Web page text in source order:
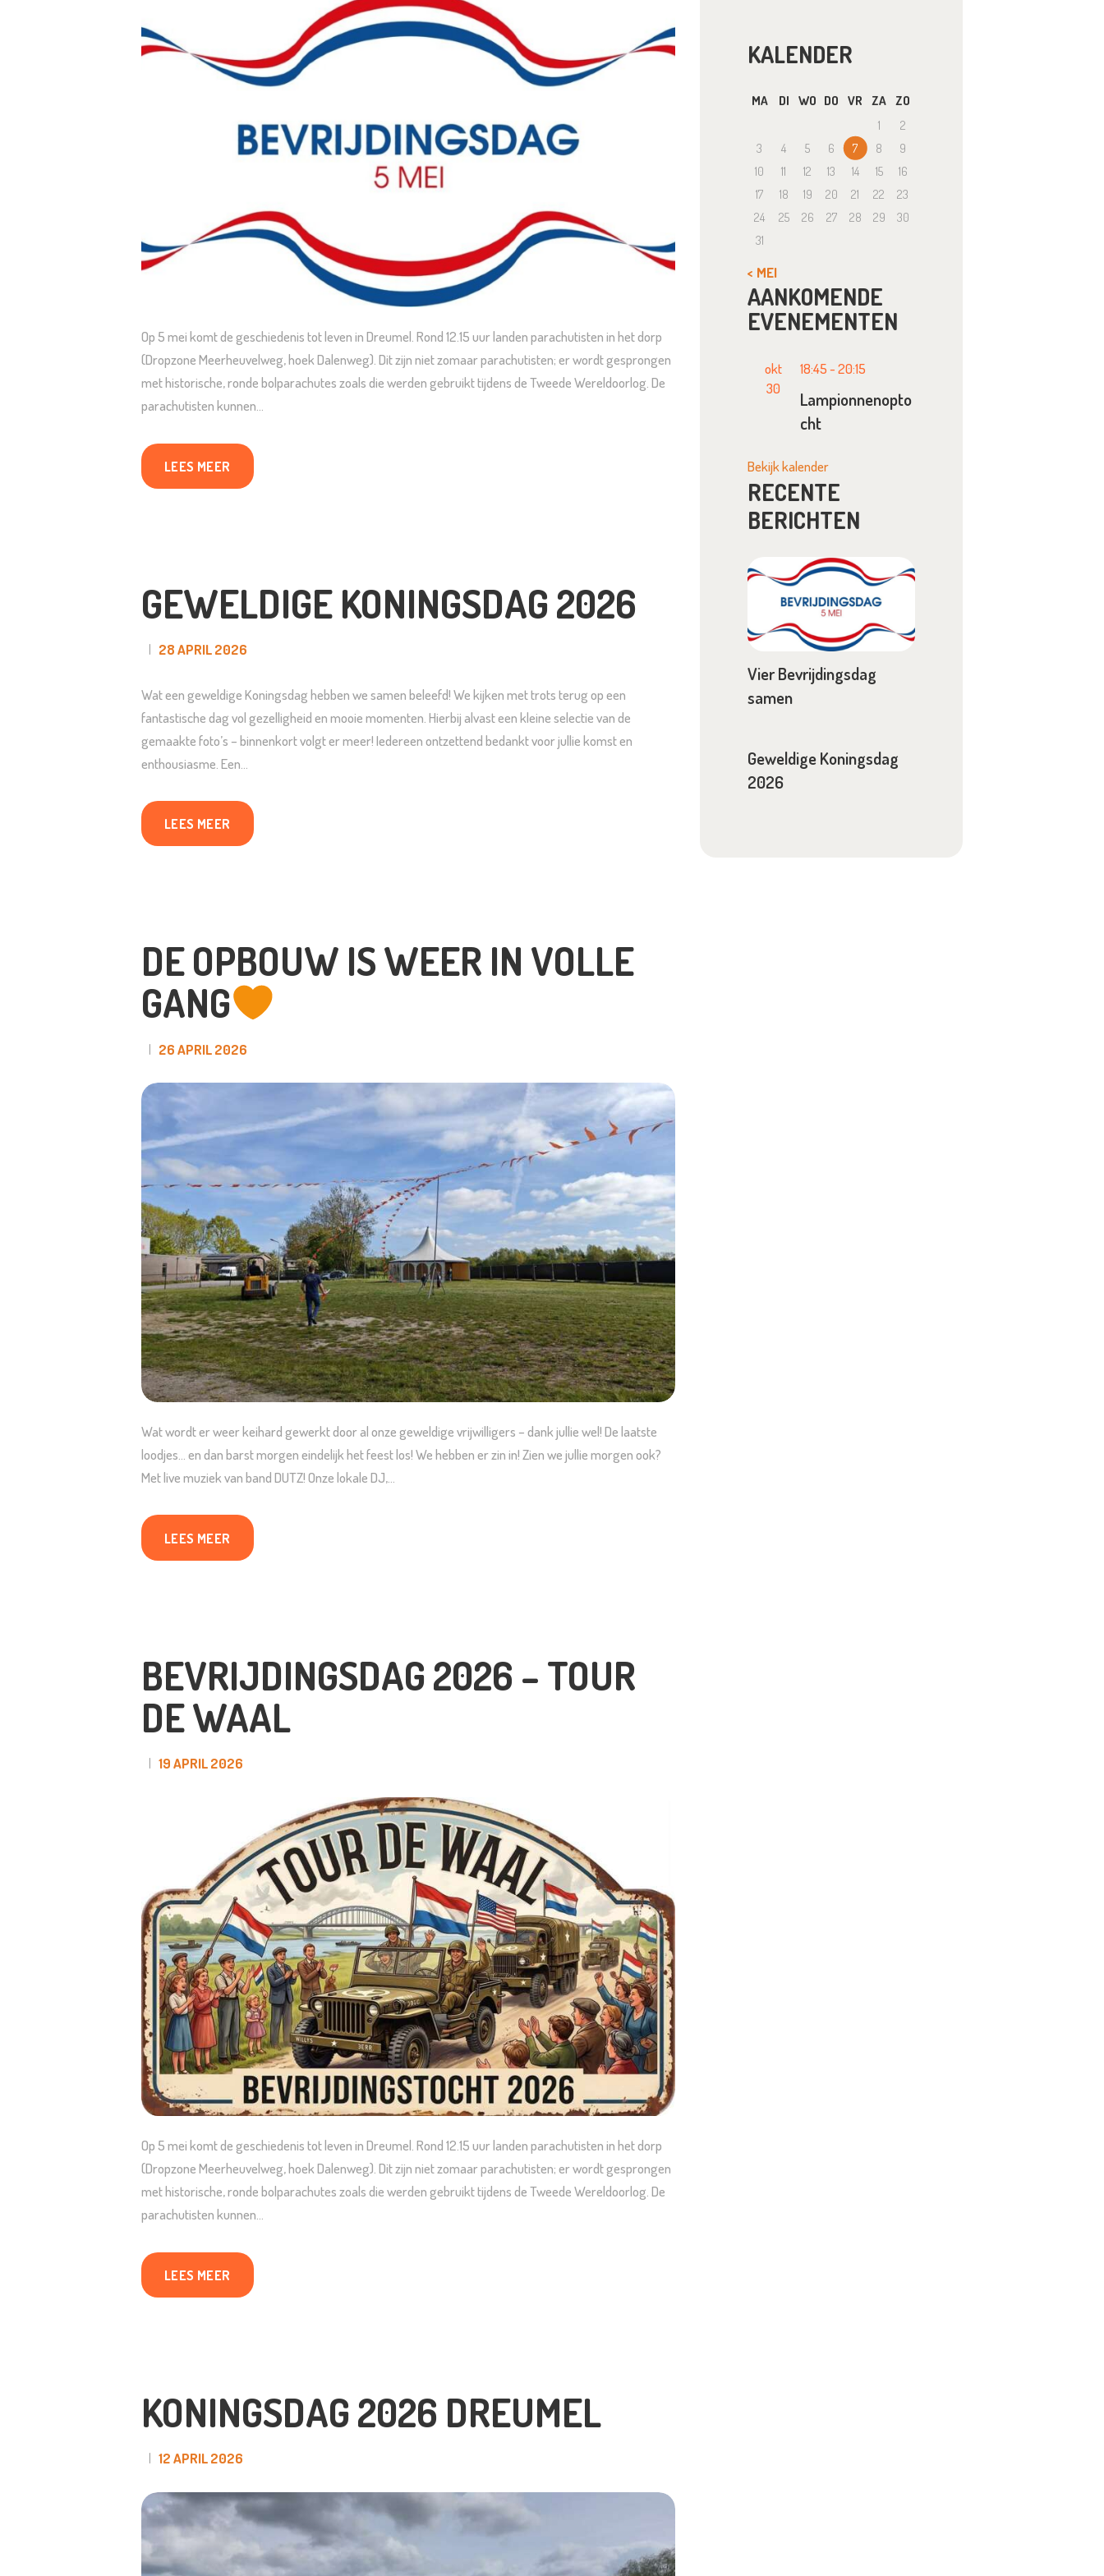
Op 5 mei komt de geschiedenis tot leven in Dreumel. Rond 12.15 uur landen parachutisten in het dorp
(Dropzone Meerheuvelweg, hoek Dalenweg). Dit zijn niet zomaar parachutisten; er wordt gesprongen
met historische, ronde bolparachutes zoals die werden gebruikt tijdens de Tweede Wereldoorlog. De
parachutisten kunnen…
LEES MEER
GEWELDIGE KONINGSDAG 2026
28 APRIL 2026
Wat een geweldige Koningsdag hebben we samen beleefd! We kijken met trots terug op een
fantastische dag vol gezelligheid en mooie momenten. Hierbij alvast een kleine selectie van de
gemaakte foto’s – binnenkort volgt er meer! Iedereen ontzettend bedankt voor jullie komst en
enthousiasme. Een…
LEES MEER
DE OPBOUW IS WEER IN VOLLE
GANG
26 APRIL 2026
Wat wordt er weer keihard gewerkt door al onze geweldige vrijwilligers – dank jullie wel! De laatste
loodjes… en dan barst morgen eindelijk het feest los! We hebben er zin in! Zien we jullie morgen ook?
Met live muziek van band DUTZ! Onze lokale DJ,…
LEES MEER
BEVRIJDINGSDAG 2026 – TOUR
DE WAAL
19 APRIL 2026
Op 5 mei komt de geschiedenis tot leven in Dreumel. Rond 12.15 uur landen parachutisten in het dorp
(Dropzone Meerheuvelweg, hoek Dalenweg). Dit zijn niet zomaar parachutisten; er wordt gesprongen
met historische, ronde bolparachutes zoals die werden gebruikt tijdens de Tweede Wereldoorlog. De
parachutisten kunnen…
LEES MEER
KONINGSDAG 2026 DREUMEL
12 APRIL 2026
KALENDER
MA DI WO DO VR ZA ZO
1
2
3
4 5 6 7 8
9
10
11 12 13 14 15
16
17
18 19 20 21 22
23
24
25 26 27 28 29
30
31
« MEI
AANKOMENDE
EVENEMENTEN
okt
30
18:45-20:15
Lampionnenopto
cht
Bekijk kalender
RECENTE
BERICHTEN
Vier Bevrijdingsdag
samen
Geweldige Koningsdag
2026